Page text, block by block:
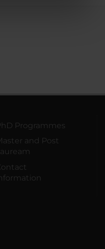
Programmes
and Post